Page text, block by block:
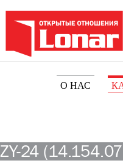
О НАС
ZY-24